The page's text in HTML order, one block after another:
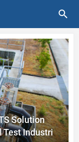
Solution
Test Industri